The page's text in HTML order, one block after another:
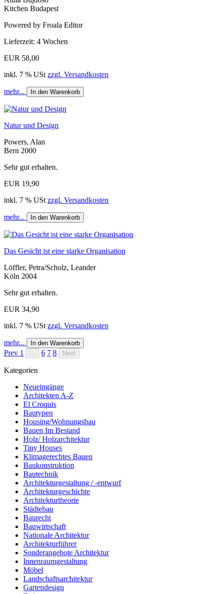
Kitchen Budapest
Powered by Froala Editor
Lieferzeit: 4 Wochen
EUR 58,00
inkl. 7 % USt zzgl. Versandkosten
mehr... In den Warenkorb
Natur und Design
Powers, Alan
Bern 2000
Sehr gut erhalten.
EUR 19,90
inkl. 7 % USt zzgl. Versandkosten
mehr... In den Warenkorb
Das Gesicht ist eine starke Organisation
Löffler, Petra/Scholz, Leander
Köln 2004
Sehr gut erhalten.
EUR 34,90
inkl. 7 % USt zzgl. Versandkosten
mehr... In den Warenkorb
Prev 1 6 7 8 Next
Kategorien
Neueingänge
Architekten A-Z
El Croquis
Bautypen
Housing/Wohnungsbau
Bauen Im Bestand
Holz/ Holzarchitektur
Tiny Houses
Klimagerechtes Bauen
Baukonstruktion
Bautechnik
Architekturgestaltung / -entwurf
Architekturgeschichte
Architekturtheorie
Städtebau
Baurecht
Bauwirtschaft
Nationale Architektur
Architekturführer
Sonderangebote Architektur
Innenraumgestaltung
Möbel
Landschaftsarchitektur
Gartendesign